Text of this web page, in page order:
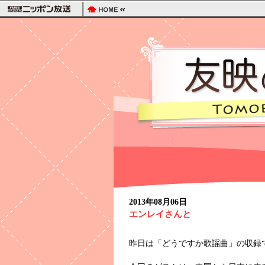
2013年08月06日
エンレイさんと
昨日は「どうですか歌謡曲」の収録